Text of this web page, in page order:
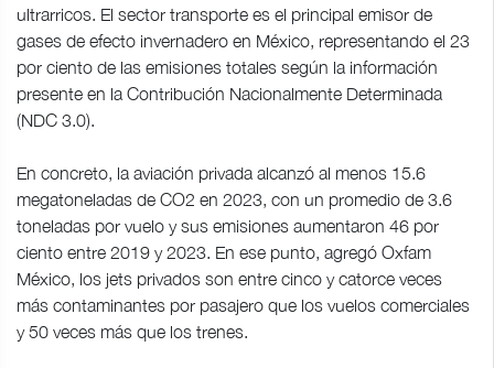
ultrarricos. El sector transporte es el principal emisor de
gases de efecto invernadero en México, representando el 23
por ciento de las emisiones totales según la información
presente en la Contribución Nacionalmente Determinada
(NDC 3.0).
En concreto, la aviación privada alcanzó al menos 15.6
megatoneladas de CO2 en 2023, con un promedio de 3.6
toneladas por vuelo y sus emisiones aumentaron 46 por
ciento entre 2019 y 2023. En ese punto, agregó Oxfam
México, los jets privados son entre cinco y catorce veces
más contaminantes por pasajero que los vuelos comerciales
y 50 veces más que los trenes.